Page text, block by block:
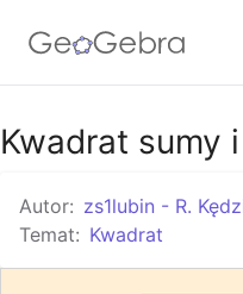
Google Classroom
GeoGebra Classroom
Kwadrat sumy
Autor: zs1lubin - R.
Temat: Kwadrat